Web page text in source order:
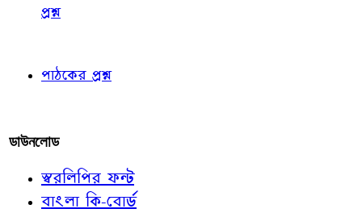
প্রশ্ন
পাঠকের প্রশ্ন
ডাউনলোড
স্বরলিপির ফন্ট
বাংলা কি-বোর্ড